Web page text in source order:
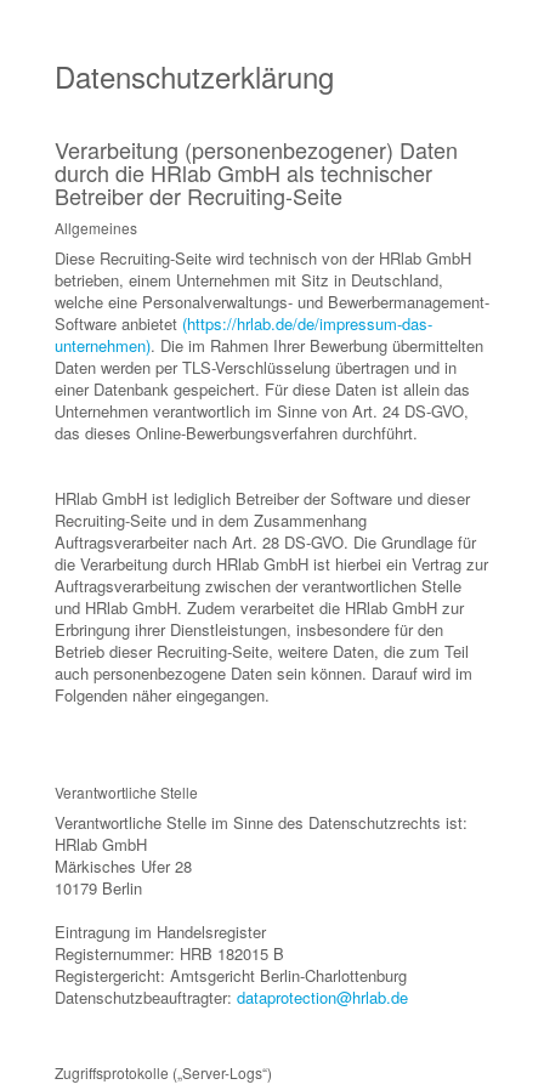
Datenschutzerklärung
Verarbeitung (personenbezogener) Daten
durch die HRlab GmbH als technischer
Betreiber der Recruiting-Seite
Allgemeines
Diese Recruiting-Seite wird technisch von der HRlab GmbH
betrieben, einem Unternehmen mit Sitz in Deutschland,
welche eine Personalverwaltungs- und Bewerbermanagement-
Software anbietet (https://hrlab.de/de/impressum-das-
unternehmen). Die im Rahmen Ihrer Bewerbung übermittelten
Daten werden per TLS-Verschlüsselung übertragen und in
einer Datenbank gespeichert. Für diese Daten ist allein das
Unternehmen verantwortlich im Sinne von Art. 24 DS-GVO,
das dieses Online-Bewerbungsverfahren durchführt.
HRlab GmbH ist lediglich Betreiber der Software und dieser
Recruiting-Seite und in dem Zusammenhang
Auftragsverarbeiter nach Art. 28 DS-GVO. Die Grundlage für
die Verarbeitung durch HRlab GmbH ist hierbei ein Vertrag zur
Auftragsverarbeitung zwischen der verantwortlichen Stelle
und HRlab GmbH. Zudem verarbeitet die HRlab GmbH zur
Erbringung ihrer Dienstleistungen, insbesondere für den
Betrieb dieser Recruiting-Seite, weitere Daten, die zum Teil
auch personenbezogene Daten sein können. Darauf wird im
Folgenden näher eingegangen.
Verantwortliche Stelle
Verantwortliche Stelle im Sinne des Datenschutzrechts ist:
HRlab GmbH
Märkisches Ufer 28
10179 Berlin
Eintragung im Handelsregister
Registernummer: HRB 182015 B
Registergericht: Amtsgericht Berlin-Charlottenburg
Datenschutzbeauftragter: dataprotection@hrlab.de
Zugriffsprotokolle („Server-Logs“)